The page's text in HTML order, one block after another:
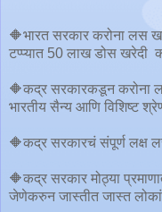
🔶भारत सरकार करोना लस
टप्प्यात 50 लाख डोस खरेदी
🔶कद्र सरकारकडून करोना लस
भारतीय सैन्य आणि विशिष्ट
🔶कद्र सरकारचं संपूर्ण लक्ष
🔶कद्र सरकार मोठ्या
जेणेकरुन जास्तीत जास्त